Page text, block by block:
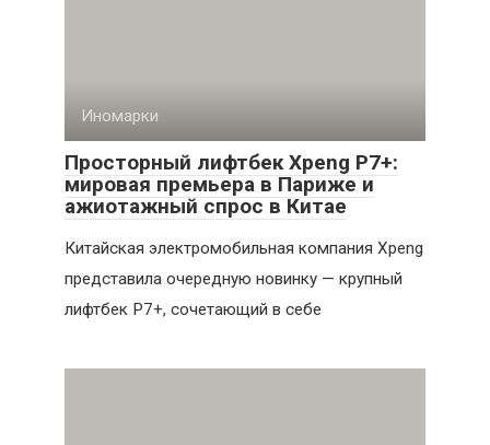
Иномарки
Просторный лифтбек Xpeng P7+:
мировая премьера в Париже и
ажиотажный спрос в Китае
Китайская электромобильная компания Xpeng
представила очередную новинку — крупный
лифтбек P7+, сочетающий в себе